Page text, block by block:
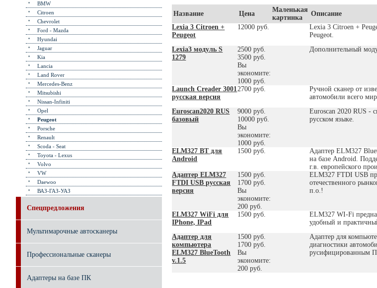
BMW
Citroen
Chevrolet
Ford - Mazda
Hyundai
Jaguar
Kia
Lancia
Land Rover
Mercedes-Benz
Mitsubishi
Nissan-Infiniti
Opel
Peugeot
Porsche
Renault
Scoda - Seat
Toyota - Lexus
Volvo
VW
Daewoo
ВАЗ-ГАЗ-УАЗ
Спецпредложения
Мультимарочные автосканеры
Профессиональные сканеры
Адаптеры на базе ПК
Название Цена
Маленькая
картинка
Описание
Lexia 3 Citroen +
Peugeot
12000 руб.
Lexia 3 Citroen +
Peugeot.
Lexia3 модуль S
1279
2500 руб.
3500 руб.
Вы
экономите:
1000 руб.
Дополнительный
Launch Creader 3001
русская версия
2700 руб.
Ручной сканер от
автомобили всего
Euroscan2020 RUS
базовый
9000 руб.
10000 руб.
Вы
экономите:
1000 руб.
Euroscan 2020 RUS -
русском языке.
ELM327 BT для
Android
1500 руб.
Адаптер ELM327
на базе Android.
г.в. европейского
Адаптер ELM327
FTDI USB русская
версия
1500 руб.
1700 руб.
Вы
экономите:
200 руб.
ELM327 FTDI USB
отечественного
п.о.!
ELM327 WiFi для
IPhone, IPad
1500 руб.
ELM327 WI-Fi
удобный и
Адаптер для
компьютера
ELM327 BlueTooth
v.1.5
1500 руб.
1700 руб.
Вы
экономите:
200 руб.
Адаптер для
диагностики
русифицированным